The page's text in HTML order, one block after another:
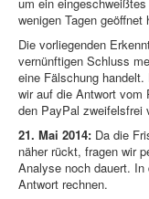
wenigen Tagen geöffnet
Die vorliegenden
vernünftigen Schluss
eine Fälschung
wir auf die Antwort vom
den PayPal zweifelsfrei
21. Mai 2014: Da die
näher rückt, fragen wir
Analyse noch dauert.
Antwort rechnen.